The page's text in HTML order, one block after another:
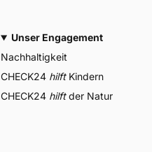
Unser Engagement
Nachhaltigkeit
CHECK24 hilftKindern
CHECK24 hilftder Natur